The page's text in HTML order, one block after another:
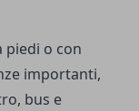
piedi o con
importanti,
bus e